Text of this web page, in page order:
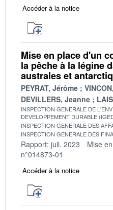
Accéder à la notice
Mise en place d'un
la pêche à la légine
australes et
PEYRAT, Jérôme
DEVILLERS, Jeanne
INSPECTION GENERALE DE
DEVELOPPEMENT DURABLE
INSPECTION GENERALE DES
INSPECTION GENERALE DES
Rapport: juil. 2023 Mise
n°014873-01
Accéder à la notice